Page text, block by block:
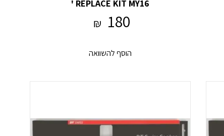
REPLACE KIT MY16 '
180
₪
הוסף להשוואה